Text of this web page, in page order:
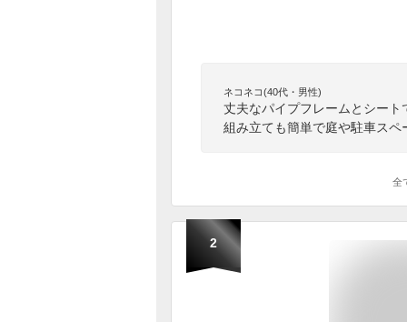
ネコネコ(40代・男性)
丈夫なパイプフレームとシー
組み立ても簡単で庭や駐車ス
全
2